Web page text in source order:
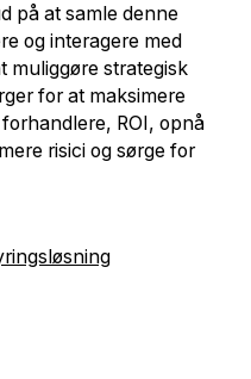
på at samle denne
og interagere med
muliggøre strategisk
for at maksimere
ROI, opnå
risici og sørge for